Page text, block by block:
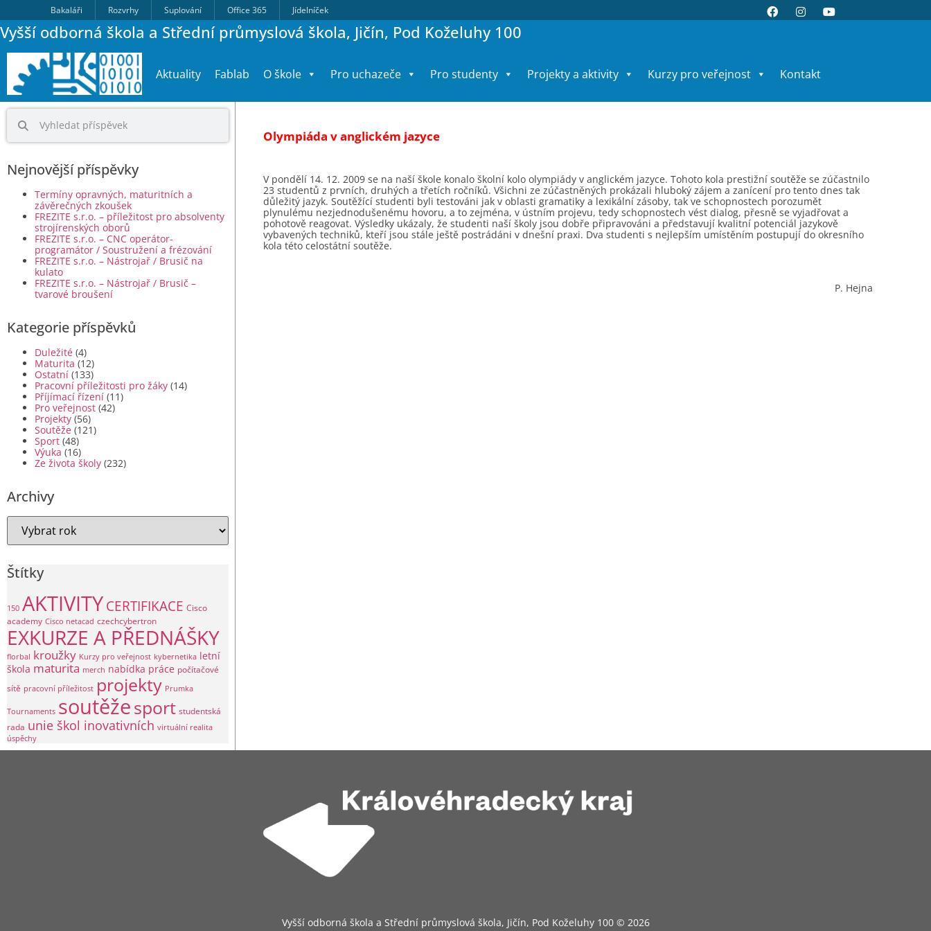
Bakaláři Rozvrhy Suplování Office 365 Jídelníček
Vyšší odborná škola a Střední průmyslová škola, Jičín, Pod Koželuhy 100
Aktuality Fablab O škole Pro uchazeče Pro studenty Projekty a aktivity Kurzy pro veřejnost Kontakt
Nejnovější příspěvky
Termíny opravných, maturitních a
závěrečných zkoušek
FREZITE s.r.o. – příležitost pro absolventy
strojírenských oborů
FREZITE s.r.o. – CNC operátor-
programátor / Soustružení a frézování
FREZITE s.r.o. – Nástrojař / Brusič na
kulato
FREZITE s.r.o. – Nástrojař / Brusič –
tvarové broušení
Kategorie příspěvků
Duležité (4)
Maturita (12)
Ostatní (133)
Pracovní příležitosti pro žáky (14)
Příjímací řízení (11)
Pro veřejnost (42)
Projekty (56)
Soutěže (121)
Sport (48)
Výuka (16)
Ze života školy (232)
Archivy
Štítky
150 AKTIVITYCERTIFIKACE Cisco
academy Cisco netacad czechcybertron
EXKURZE A PŘEDNÁŠKY
florbal kroužky Kurzy pro veřejnost kybernetika letní
škola maturita merch nabídka práce počítačové
sítě pracovní příležitost projekty Prumka
Tournaments soutěžesport studentská
rada unie škol inovativních virtuální realita
úspěchy
Olympiáda v anglickém jazyce
V pondělí 14. 12. 2009 se na naší škole konalo školní kolo olympiády v anglickém jazyce. Tohoto kola prestižní soutěže se zúčastnilo
23 studentů z prvních, druhých a třetích ročníků. Všichni ze zúčastněných prokázali hluboký zájem a zanícení pro tento dnes tak
důležitý jazyk. Soutěžící studenti byli testováni jak v oblasti gramatiky a lexikální zásoby, tak ve schopnostech porozumět
plynulému nezjednodušenému hovoru, a to zejména, v ústním projevu, tedy schopnostech vést dialog, přesně se vyjadřovat a
pohotově reagovat. Výsledky ukázaly, že studenti naší školy jsou dobře připravováni a představují kvalitní potenciál jazykově
vybavených techniků, kteří jsou stále ještě postrádáni v dnešní praxi. Dva studenti s nejlepším umístěním postupují do okresního
kola této celostátní soutěže.
P. Hejna
Vyšší odborná škola a Střední průmyslová škola, Jičín, Pod Koželuhy 100 © 2026